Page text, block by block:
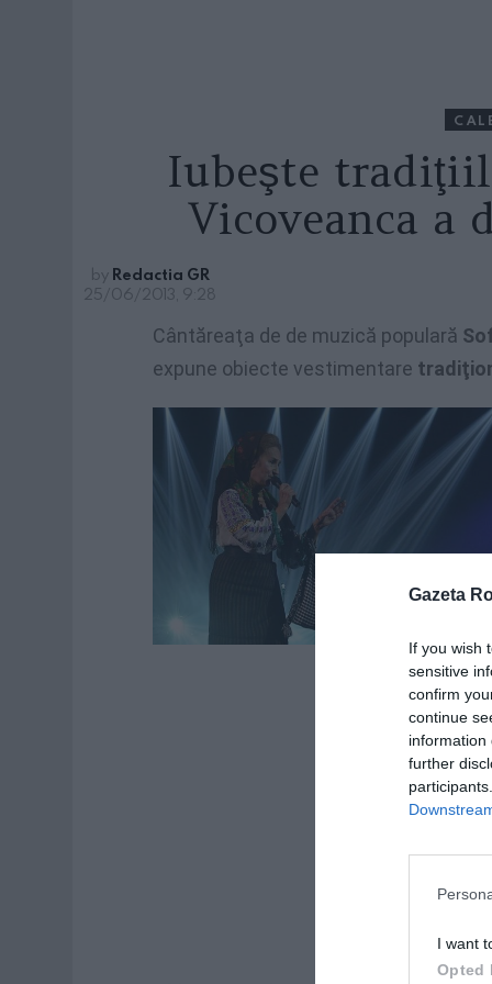
Gazeta
If you wish
sensitive
confirm
continue
information
further
I want
Opted
Iubeşte
Vicoveanca a
by Redactia GR
25/06/2013, 9:28
Cântăreaţa de de muzică populară
expune obiecte vestimentare